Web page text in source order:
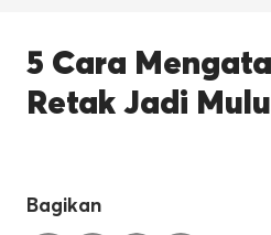
5 Cara
Retak Jadi
Bagikan